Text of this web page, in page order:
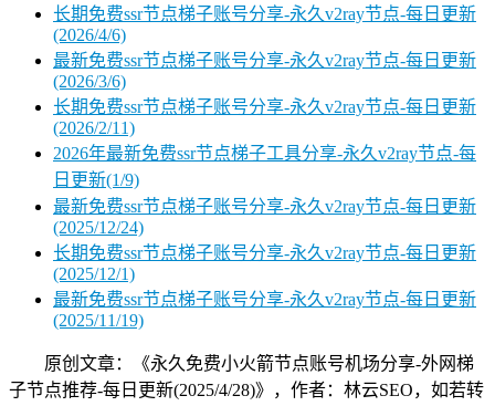
长期免费ssr节点梯子账号分享-永久v2ray节点-每日更新
(2026/4/6)
最新免费ssr节点梯子账号分享-永久v2ray节点-每日更新
(2026/3/6)
长期免费ssr节点梯子账号分享-永久v2ray节点-每日更新
(2026/2/11)
2026年最新免费ssr节点梯子工具分享-永久v2ray节点-每
日更新(1/9)
最新免费ssr节点梯子账号分享-永久v2ray节点-每日更新
(2025/12/24)
长期免费ssr节点梯子账号分享-永久v2ray节点-每日更新
(2025/12/1)
最新免费ssr节点梯子账号分享-永久v2ray节点-每日更新
(2025/11/19)
原创文章：《永久免费小火箭节点账号机场分享-外网梯
子节点推荐-每日更新(2025/4/28)》，作者：林云SEO，如若转